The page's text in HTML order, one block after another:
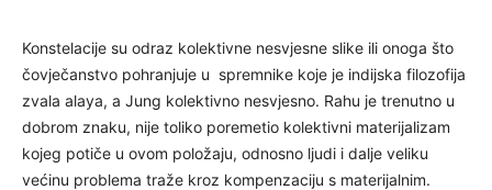
Konstelacije su odraz kolektivne nesvjesne slike ili onoga što
čovječanstvo pohranjuje u spremnike koje je indijska filozofija
zvala alaya, a Jung kolektivno nesvjesno. Rahu je trenutno u
dobrom znaku, nije toliko poremetio kolektivni materijalizam
kojeg potiče u ovom položaju, odnosno ljudi i dalje veliku
većinu problema traže kroz kompenzaciju s materijalnim.